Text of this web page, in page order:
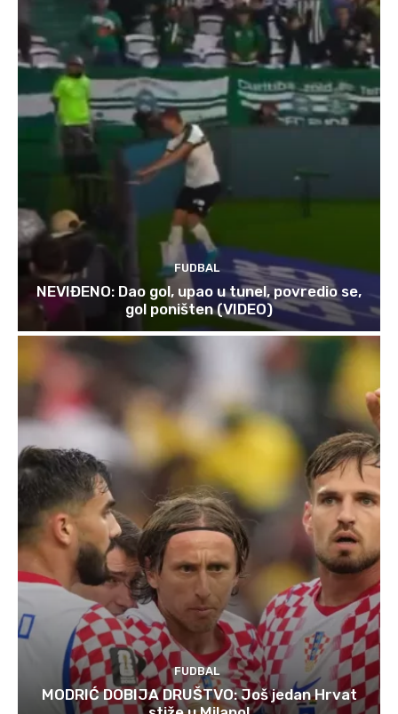
FUDBAL
NEVIĐENO: Dao gol, upao u tunel, povredio se,
gol poništen (VIDEO)
FUDBAL
MODRIĆ DOBIJA DRUŠTVO: Još jedan Hrvat